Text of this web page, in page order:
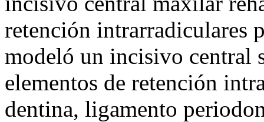
retención intrarradiculares
modeló un incisivo central
elementos de retención
dentina, ligamento